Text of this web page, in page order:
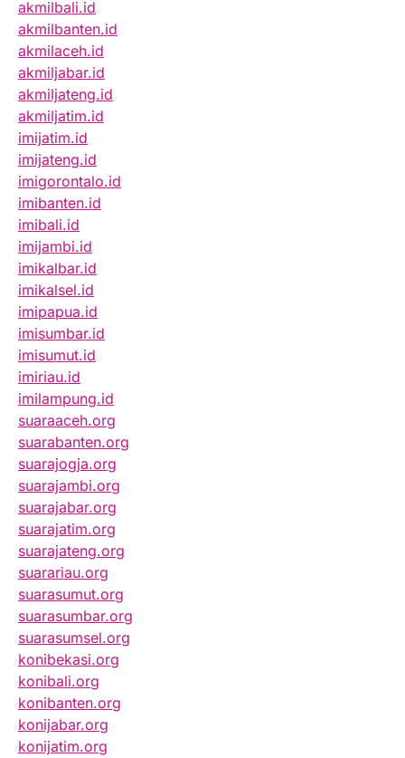
akmilbali.id
akmilbanten.id
akmilaceh.id
akmiljabar.id
akmiljateng.id
akmiljatim.id
imijatim.id
imijateng.id
imigorontalo.id
imibanten.id
imibali.id
imijambi.id
imikalbar.id
imikalsel.id
imipapua.id
imisumbar.id
imisumut.id
imiriau.id
imilampung.id
suaraaceh.org
suarabanten.org
suarajogja.org
suarajambi.org
suarajabar.org
suarajatim.org
suarajateng.org
suarariau.org
suarasumut.org
suarasumbar.org
suarasumsel.org
konibekasi.org
konibali.org
konibanten.org
konijabar.org
konijatim.org